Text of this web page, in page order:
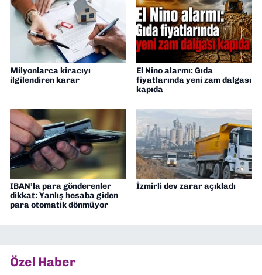
Milyonlarca kiracıyı
ilgilendiren karar
El Nino alarmı: Gıda
fiyatlarında yeni zam dalgası
kapıda
IBAN’la para gönderenler
dikkat: Yanlış hesaba giden
para otomatik dönmüyor
İzmirli dev zarar açıkladı
Özel Haber